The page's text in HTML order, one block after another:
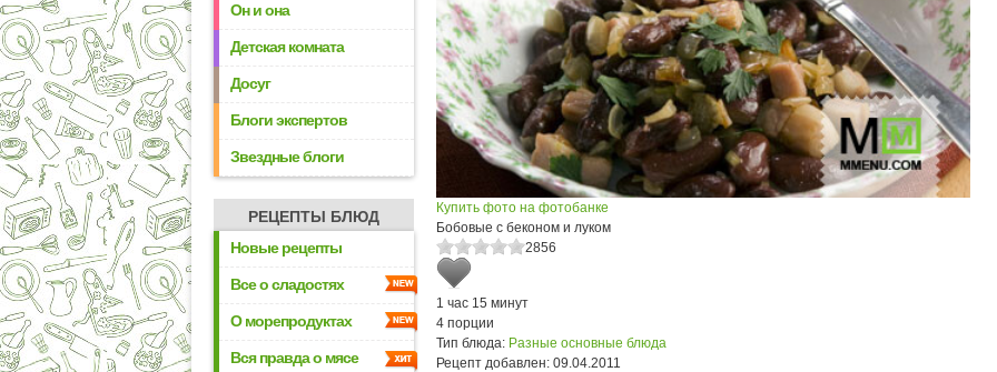
Он и она
Детская комната
Досуг
Блоги экспертов
Звездные блоги
РЕЦЕПТЫ БЛЮД
Новые рецепты
Все о сладостях
О морепродуктах
Вся правда о мясе
Купить фото на фотобанке
Бобовые с беконом и луком
2856
1 час 15 минут
4 порции
Тип блюда: Разные основные блюда
Рецепт добавлен: 09.04.2011